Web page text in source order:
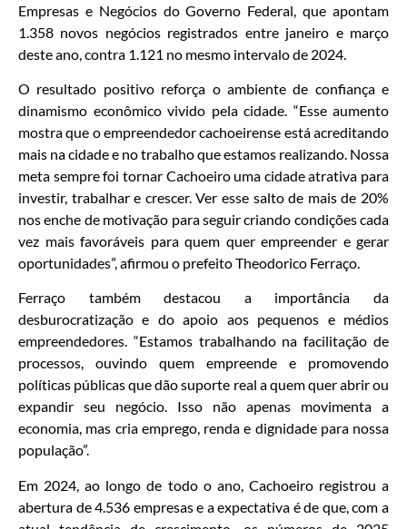
Empresas e Negócios do Governo Federal, que apontam
1.358 novos negócios registrados entre janeiro e março
deste ano, contra 1.121 no mesmo intervalo de 2024.
O resultado positivo reforça o ambiente de confiança e
dinamismo econômico vivido pela cidade. “Esse aumento
mostra que o empreendedor cachoeirense está acreditando
mais na cidade e no trabalho que estamos realizando. Nossa
meta sempre foi tornar Cachoeiro uma cidade atrativa para
investir, trabalhar e crescer. Ver esse salto de mais de 20%
nos enche de motivação para seguir criando condições cada
vez mais favoráveis para quem quer empreender e gerar
oportunidades”, afirmou o prefeito Theodorico Ferraço.
Ferraço também destacou a importância da
desburocratização e do apoio aos pequenos e médios
empreendedores. “Estamos trabalhando na facilitação de
processos, ouvindo quem empreende e promovendo
políticas públicas que dão suporte real a quem quer abrir ou
expandir seu negócio. Isso não apenas movimenta a
economia, mas cria emprego, renda e dignidade para nossa
população”.
Em 2024, ao longo de todo o ano, Cachoeiro registrou a
abertura de 4.536 empresas e a expectativa é de que, com a